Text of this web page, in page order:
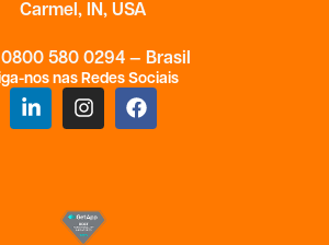
Carmel, IN, USA
0800 580 0294 — Brasil
nos nas Redes Sociais